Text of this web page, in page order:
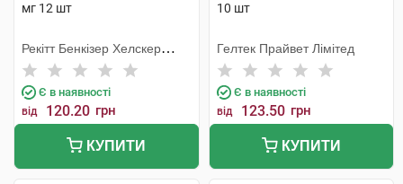
мг 12 шт
Рекітт Бенкізер Хелскер
Інтернешнл
Є в наявності
від 120.20 грн
КУПИТИ
10 шт
Гелтек Прайвет Лімітед
Є в наявності
від 123.50 грн
КУПИТИ